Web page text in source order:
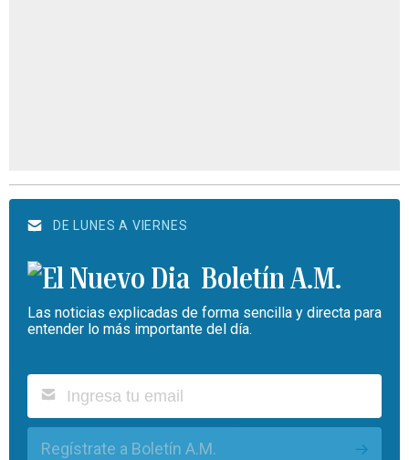
DE LUNES A VIERNES
Boletín A.M.
Las noticias explicadas de forma sencilla y directa para
entender lo más importante del día.
Regístrate a Boletín A.M.